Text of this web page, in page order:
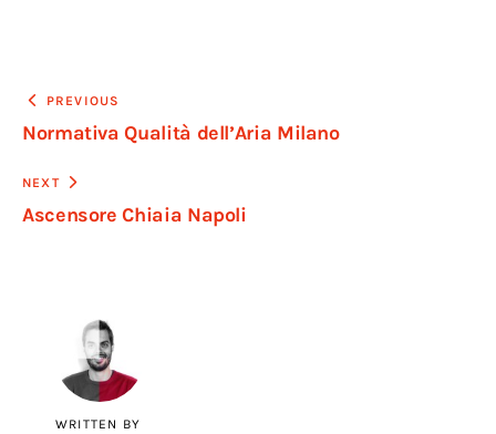
PREVIOUS
Normativa Qualità dell’Aria Milano
NEXT
Ascensore Chiaia Napoli
WRITTEN BY